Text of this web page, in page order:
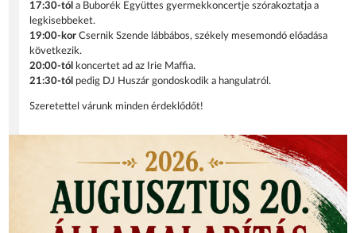
17:30-tól a Buborék Együttes gyermekkoncertje szórakoztatja a
legkisebbeket.
19:00-korCsernik Szende lábbábos, székely mesemondó előadása
következik.
20:00-tól
koncertet ad az Irie Maffia.
21:30-tól pedig DJ Huszár gondoskodik a hangulatról.
Szeretettel várunk minden érdeklődőt!